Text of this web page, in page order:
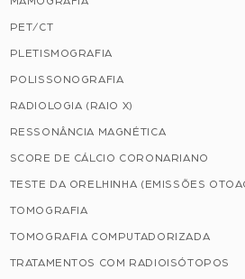
PET/CT
PLETISMOGRAFIA
POLISSONOGRAFIA
RADIOLOGIA (RAIO X)
RESSONÂNCIA MAGNÉTICA
SCORE DE CÁLCIO CORONARIANO
TESTE DA ORELHINHA (EMISSÕES
TOMOGRAFIA
TOMOGRAFIA COMPUTADORIZADA
TRATAMENTOS COM RADIOISÓTOPOS